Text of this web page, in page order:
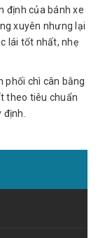
định của bánh xe
xuyên nhưng lại
lái tốt nhất, nhẹ
phối chì cân bằng
theo tiêu chuẩn